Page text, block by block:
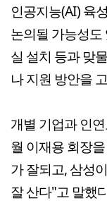
인공지능(AI) 육
논의될 가능성도
실 설치 등과 맞
나 지원 방안을
개별 기업과 인
월 이재용 회장
가 잘되고, 삼성
잘 산다"고 말했